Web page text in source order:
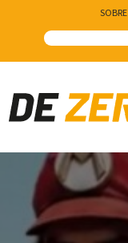
SOBRE
Main Navigation